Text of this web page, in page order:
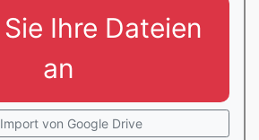
Ihre Dateien
an
Import von Google Drive